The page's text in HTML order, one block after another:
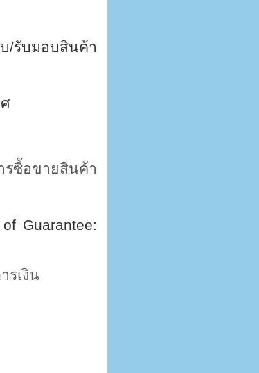
/รับมอบสินค้า
รซื้อขายสินค้า
Guarantee:
รเงิน